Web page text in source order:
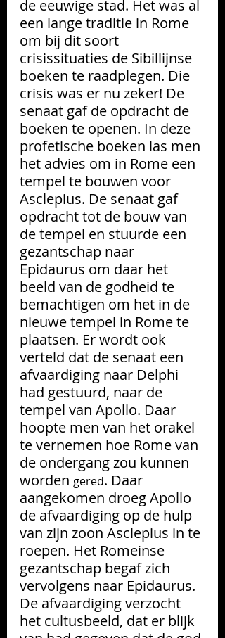
de eeuwige stad. Het was al
een lange traditie in Rome
om bij dit soort
crisissituaties de Sibillijnse
boeken te raadplegen. Die
crisis was er nu zeker! De
senaat gaf de opdracht de
boeken te openen. In deze
profetische boeken las men
het advies om in Rome een
tempel te bouwen voor
Asclepius. De senaat gaf
opdracht tot de bouw van
de tempel en stuurde een
gezantschap naar
Epidaurus om daar het
beeld van de godheid te
bemachtigen om het in de
nieuwe tempel in Rome te
plaatsen. Er wordt ook
verteld dat de senaat een
afvaardiging naar Delphi
had gestuurd, naar de
tempel van Apollo. Daar
hoopte men van het orakel
te vernemen hoe Rome van
de ondergang zou kunnen
worden gered. Daar
aangekomen droeg Apollo
de afvaardiging op de hulp
van zijn zoon Asclepius in te
roepen. Het Romeinse
gezantschap begaf zich
vervolgens naar Epidaurus.
De afvaardiging verzocht
het cultusbeeld, dat er blijk